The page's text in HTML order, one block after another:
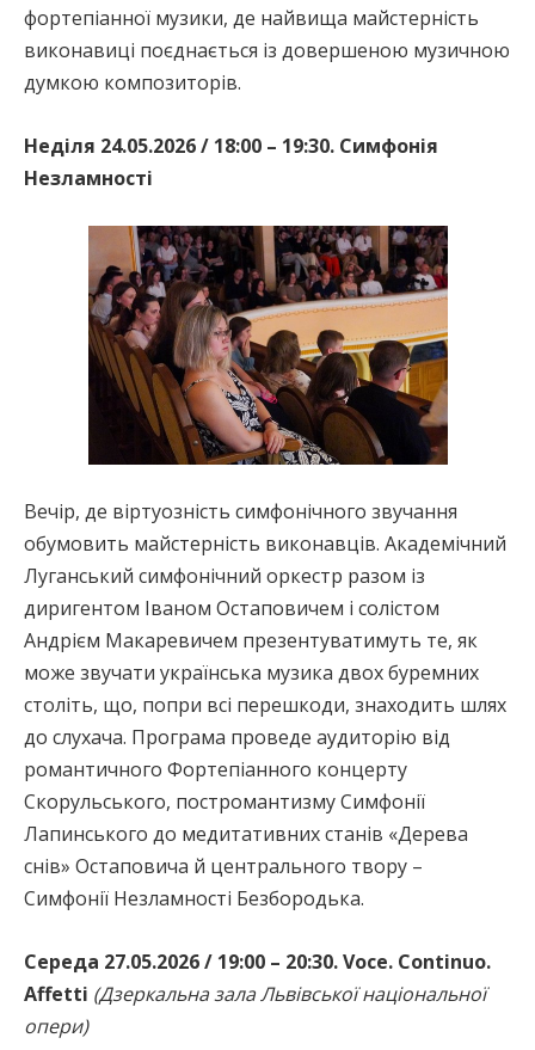
фортепіанної музики, де найвища майстерність
виконавиці поєднається із довершеною музичною
думкою композиторів.
Неділя 24.05.2026 / 18:00 – 19:30. Симфонія
Незламності
Вечір, де віртуозність симфонічного звучання
обумовить майстерність виконавців. Академічний
Луганський симфонічний оркестр разом із
диригентом Іваном Остаповичем і солістом
Андрієм Макаревичем презентуватимуть те, як
може звучати українська музика двох буремних
століть, що, попри всі перешкоди, знаходить шлях
до слухача. Програма проведе аудиторію від
романтичного Фортепіанного концерту
Скорульського, постромантизму Симфонії
Лапинського до медитативних станів «Дерева
снів» Остаповича й центрального твору –
Симфонії Незламності Безбородька.
Середа 27.05.2026 / 19:00 – 20:30. Voce. Continuo.
Affetti (Дзеркальна зала Львівської національної
опери)